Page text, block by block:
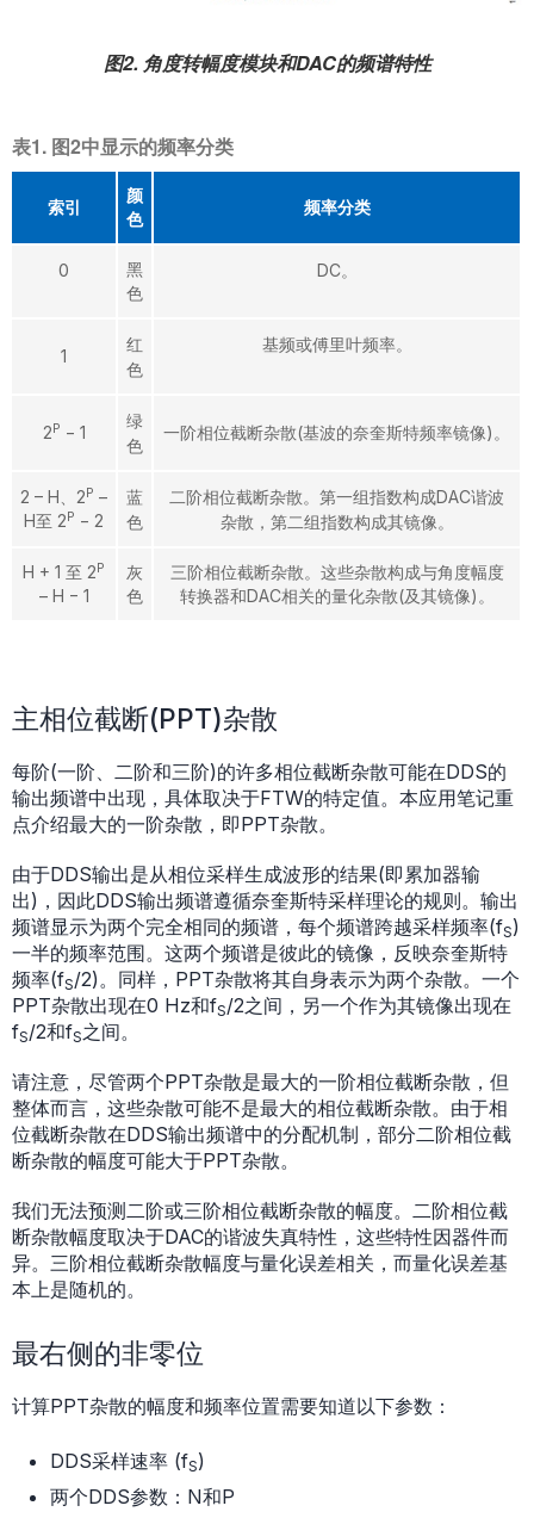
图2. 角度转幅度模块和DAC的频谱特性
表1. 图2中显示的频率分类
索引
颜
色
频率分类
0
黑
色
DC。
1
红
色
基频或傅里叶频率。
2P − 1
绿
色
一阶相位截断杂散(基波的奈奎斯特频率镜像)。
2 – H、2P –
H至 2P − 2
蓝
色
二阶相位截断杂散。第一组指数构成DAC谐波
杂散，第二组指数构成其镜像。
H + 1 至 2P
– H − 1
灰
色
三阶相位截断杂散。这些杂散构成与角度幅度
转换器和DAC相关的量化杂散(及其镜像)。
主相位截断(PPT)杂散
每阶(一阶、二阶和三阶)的许多相位截断杂散可能在DDS的
输出频谱中出现，具体取决于FTW的特定值。本应用笔记重
点介绍最大的一阶杂散，即PPT杂散。
由于DDS输出是从相位采样生成波形的结果(即累加器输
出)，因此DDS输出频谱遵循奈奎斯特采样理论的规则。输出
频谱显示为两个完全相同的频谱，每个频谱跨越采样频率(fS)
一半的频率范围。这两个频谱是彼此的镜像，反映奈奎斯特
频率(fS/2)。同样，PPT杂散将其自身表示为两个杂散。一个
PPT杂散出现在0 Hz和fS/2之间，另一个作为其镜像出现在
fS/2和fS之间。
请注意，尽管两个PPT杂散是最大的一阶相位截断杂散，但
整体而言，这些杂散可能不是最大的相位截断杂散。由于相
位截断杂散在DDS输出频谱中的分配机制，部分二阶相位截
断杂散的幅度可能大于PPT杂散。
我们无法预测二阶或三阶相位截断杂散的幅度。二阶相位截
断杂散幅度取决于DAC的谐波失真特性，这些特性因器件而
异。三阶相位截断杂散幅度与量化误差相关，而量化误差基
本上是随机的。
最右侧的非零位
计算PPT杂散的幅度和频率位置需要知道以下参数：
DDS采样速率 (fS)
两个DDS参数：N和P